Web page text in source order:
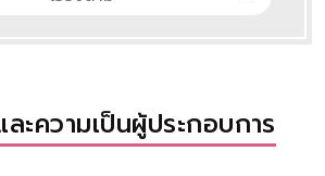
ะความเป็นผู้ประกอบการ